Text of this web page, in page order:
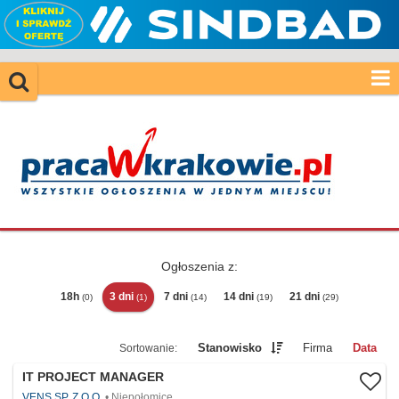
Ogłoszenia z:
18h (0) 3 dni (1) 7 dni (14) 14 dni (19) 21 dni (29)
Stanowisko Firma Data
IT PROJECT MANAGER